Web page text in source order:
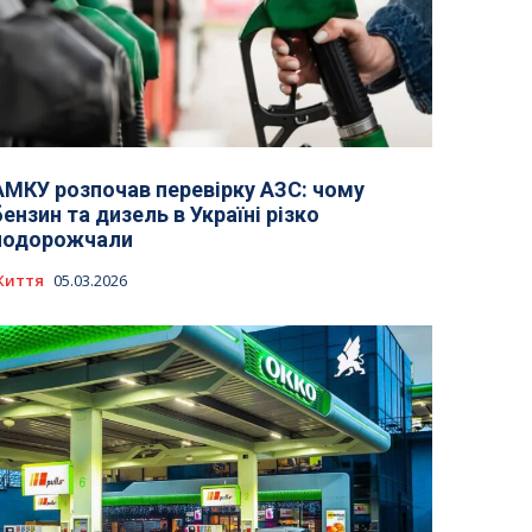
розпочав перевірку АЗС: чому
та дизель в Україні різко
05.03.2026